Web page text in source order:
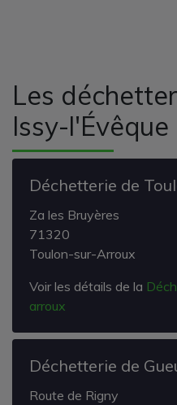
Les
Issy-l'Évêque
Déchetterie de
Za les Bruyères
71320
Toulon-sur-Arroux
Voir les détails de la
arroux
Déchetterie de
Route de Rigny